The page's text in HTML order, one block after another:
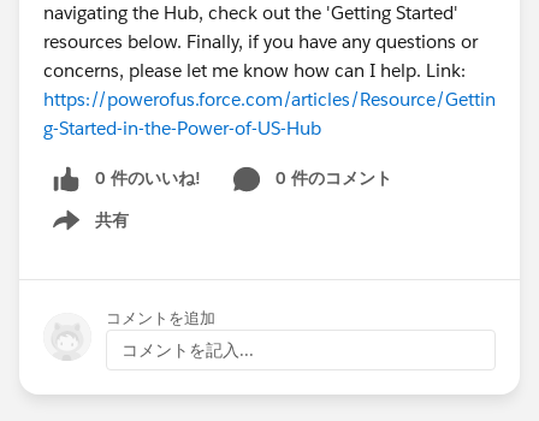
navigating the Hub, check out the 'Getting Started'
resources below. Finally, if you have any questions or
concerns, please let me know how can I help. Link:
https://powerofus.force.com/articles/Resource/Gettin
g-Started-in-the-Power-of-US-Hub
0 件のいいね!
0 件のコメント
共有
Show menu
コメントを追加
コメントを記入...